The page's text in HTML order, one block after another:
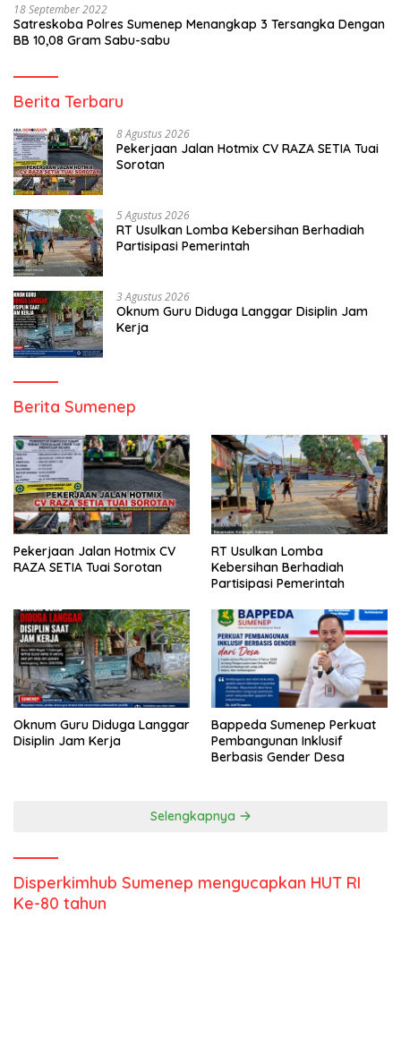
18 September 2022
Satreskoba Polres Sumenep Menangkap 3 Tersangka Dengan
BB 10,08 Gram Sabu-sabu
Berita Terbaru
8 Agustus 2026
Pekerjaan Jalan Hotmix CV RAZA SETIA Tuai
Sorotan
5 Agustus 2026
RT Usulkan Lomba Kebersihan Berhadiah
Partisipasi Pemerintah
3 Agustus 2026
Oknum Guru Diduga Langgar Disiplin Jam
Kerja
Berita Sumenep
Pekerjaan Jalan Hotmix CV
RAZA SETIA Tuai Sorotan
RT Usulkan Lomba
Kebersihan Berhadiah
Partisipasi Pemerintah
Oknum Guru Diduga Langgar
Disiplin Jam Kerja
Bappeda Sumenep Perkuat
Pembangunan Inklusif
Berbasis Gender Desa
Selengkapnya
Disperkimhub Sumenep mengucapkan HUT RI
Ke-80 tahun